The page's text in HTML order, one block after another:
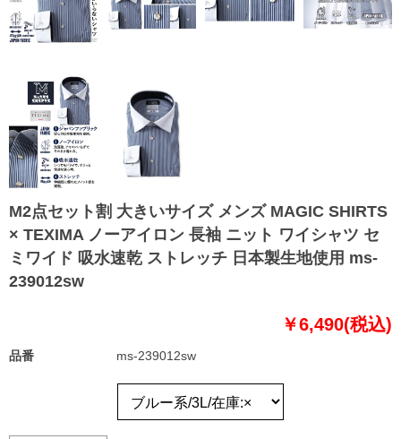
M2点セット割 大きいサイズ メンズ MAGIC SHIRTS
× TEXIMA ノーアイロン 長袖 ニット ワイシャツ セ
ミワイド 吸水速乾 ストレッチ 日本製生地使用 ms-
239012sw
￥6,490(税込)
品番 ms-239012sw